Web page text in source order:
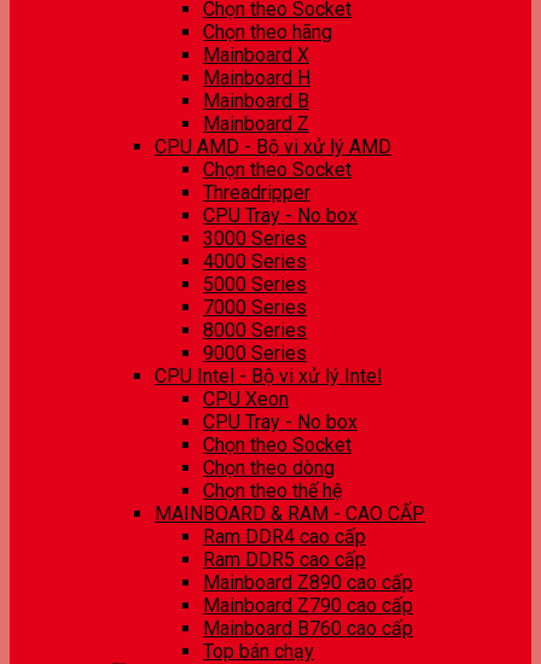
Chọn theo Socket
Chọn theo hãng
Mainboard X
Mainboard H
Mainboard B
Mainboard Z
CPU AMD - Bộ vi xử lý AMD
Chọn theo Socket
Threadripper
CPU Tray - No box
3000 Series
4000 Series
5000 Series
7000 Series
8000 Series
9000 Series
CPU Intel - Bộ vi xử lý Intel
CPU Xeon
CPU Tray - No box
Chọn theo Socket
Chọn theo dòng
Chọn theo thế hệ
MAINBOARD & RAM - CAO CẤP
Ram DDR4 cao cấp
Ram DDR5 cao cấp
Mainboard Z890 cao cấp
Mainboard Z790 cao cấp
Mainboard B760 cao cấp
Top bán chạy